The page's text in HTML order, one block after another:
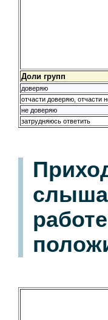
Доли групп
доверяю
отчасти доверяю, отчасти
не доверяю
затрудняюсь ответить